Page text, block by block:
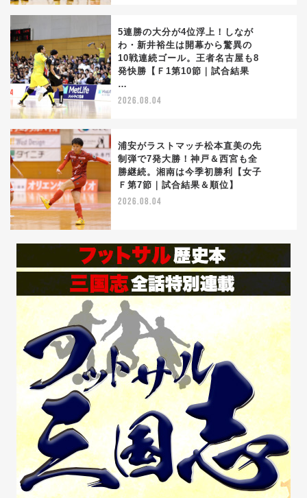
5連勝の大分が4位浮上！しなが
わ・新井裕生は開幕から驚異の
10戦連続ゴール。王者名古屋も8
発快勝【Ｆ1第10節｜試合結果
…
2026.08.04
浦安がラストマッチ松本直美の先
制弾で7発大勝！神戸＆西宮も全
勝継続。湘南は今季初勝利【女子
Ｆ第7節｜試合結果＆順位】
2026.08.04